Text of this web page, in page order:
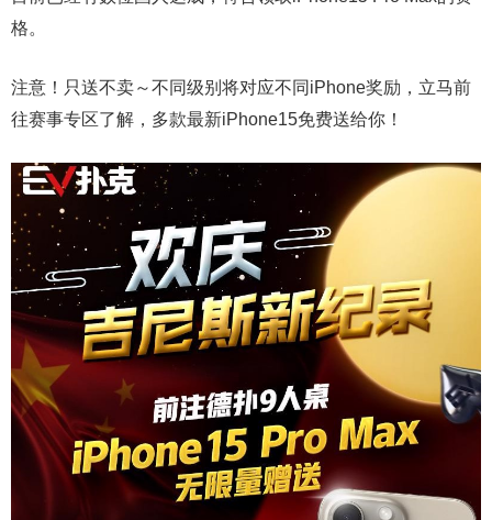
格。
注意！只送不卖～不同级别将对应不同iPhone奖励，立马前
往赛事专区了解，多款最新iPhone15免费送给你！